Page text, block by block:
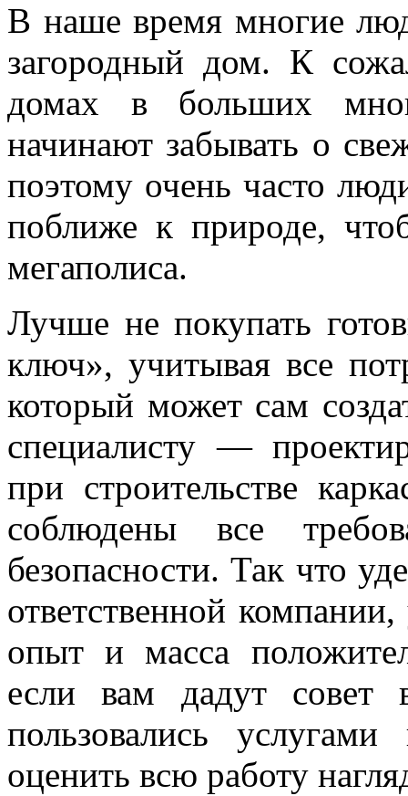
В наше время многие
загородный дом. К
домах в больших
начинают забывать о
поэтому очень часто
поближе к природе,
мегаполиса.
Лучше не покупать
ключ», учитывая все
который может сам
специалисту —
при строительстве
соблюдены все
безопасности. Так что
ответственной
опыт и масса
если вам дадут совет
пользовались
оценить всю работу